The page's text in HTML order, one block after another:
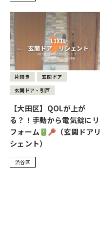
片開き
玄関ドア
玄関ドア・引戸
【大田区】QOLが上が
る？！手動から電気錠にリ
フォーム
（玄関ドアリ
シェント）
渋谷区